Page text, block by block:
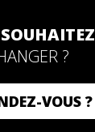
?
VOUS ?